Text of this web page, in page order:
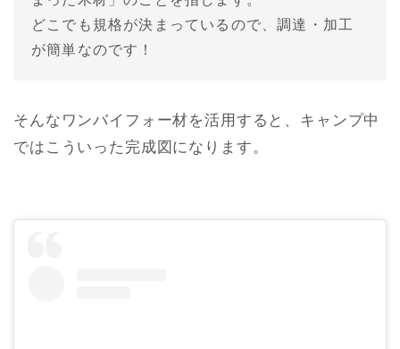
どこでも規格が決まっているので、調達・加工
が簡単なのです！
そんなワンバイフォー材を活用すると、キャンプ中
ではこういった完成図になります。